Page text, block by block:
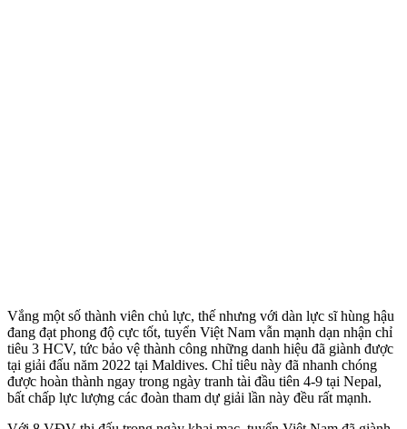
Vắng một số thành viên chủ lực, thế nhưng với dàn lực sĩ hùng hậu
đang đạt phong độ cực tốt, tuyển Việt Nam vẫn mạnh dạn nhận chỉ
tiêu 3 HCV, tức bảo vệ thành công những danh hiệu đã giành được
tại giải đấu năm 2022 tại Maldives. Chỉ tiêu này đã nhanh chóng
được hoàn thành ngay trong ngày tranh tài đầu tiên 4-9 tại Nepal,
bất chấp lực lượng các đoàn tham dự giải lần này đều rất mạnh.